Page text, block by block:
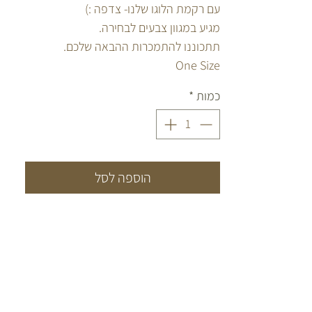
עם רקמת הלוגו שלנו- צדפה :)
מגיע במגוון צבעים לבחירה.
תתכוננו להתמכרות ההבאה שלכם.
One Size
כמות *
הוספה לסל